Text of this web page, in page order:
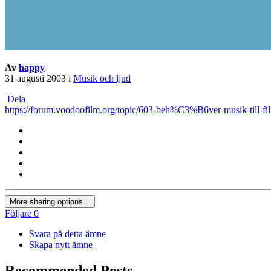
Av happy
31 augusti 2003 i Musik och ljud
Dela
https://forum.voodoofilm.org/topic/603-beh%C3%B6ver-musik-till-
More sharing options...
Följare 0
Svara på detta ämne
Skapa nytt ämne